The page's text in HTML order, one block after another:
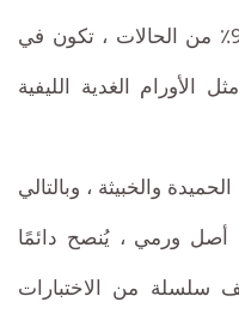
أن تسبب قلقًا لا داعي له: في 90٪ من الحالات ، تكون في
الأورام الغدية الليفية
والخبيثة ، وبالتالي
أصل ورمي ، يُنصح دائمًا
سلسلة من الاختبارات